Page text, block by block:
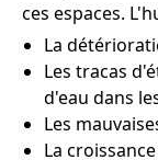
ces espaces.
La
Les tracas
d'eau dans
Les
La